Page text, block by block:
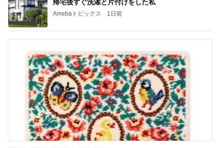
帰宅後すぐ洗濯と片付けをした私
Amebaトピックス 1日前